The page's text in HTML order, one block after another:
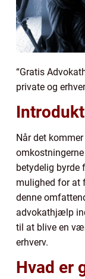
“Gratis
private og
Når det
betydelig byrde
mulighed for at
denne
advokathjælp
til at blive en
erhverv.
Hvad er